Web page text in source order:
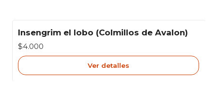
Agotado
Insengrim el lobo (Colmillos de Avalon)
$4.000
Ver detalles